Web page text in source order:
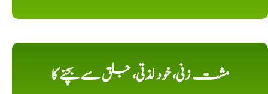
مشت زنی، خود لذتی، جلق سے بچنے کا